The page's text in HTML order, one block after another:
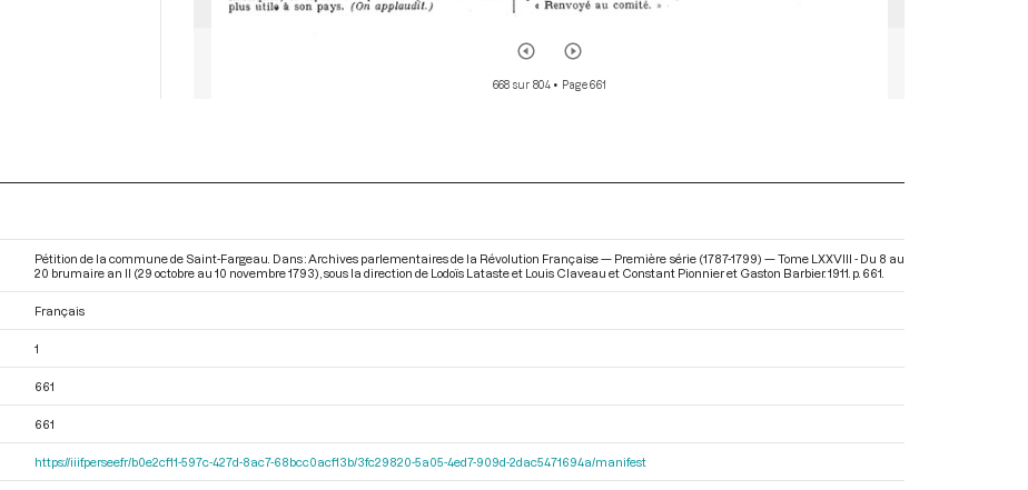
668 sur 804• Page 661
Pétition de la commune de Saint-Fargeau. Dans : Archives parlementaires de la Révolution Française — Première série (1787-1799) — Tome LXXVIII - Du 8 au
20 brumaire an II (29 octobre au 10 novembre 1793) , sous la direction de Lodoïs Lataste et Louis Claveau et Constant Pionnier et Gaston Barbier. 1911. p. 661.
Français
1
661
661
https://iiif.persee.fr/b0e2cf11-597c-427d-8ac7-68bcc0acf13b/3fc29820-5a05-4ed7-909d-2dac5471694a/manifest